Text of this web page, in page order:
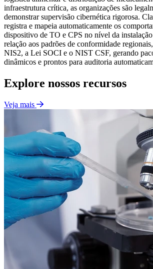
infraestrutura crítica, as organizações são
demonstrar supervisão cibernética rigorosa.
registra e mapeia automaticamente os
dispositivo de TO e CPS no nível da
relação aos padrões de conformidade
NIS2, a Lei SOCI e o NIST CSF, gerando
dinâmicos e prontos para auditoria
Explore nossos recursos
Veja mais